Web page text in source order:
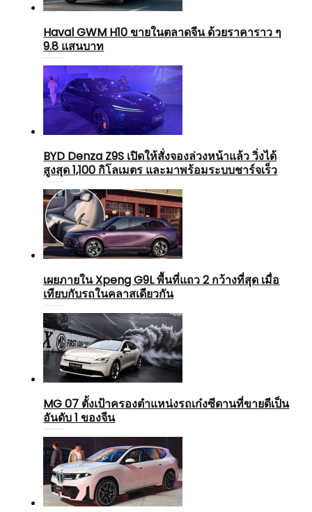
Haval GWM H10 ขายในตลาดจีน ด้วยราคาราว ๆ
9.8 แสนบาท
BYD Denza Z9S เปิดให้สั่งจองล่วงหน้าแล้ว วิ่งได้
สูงสุด 1,100 กิโลเมตร และมาพร้อมระบบชาร์จเร็ว
เผยภายใน Xpeng G9L พื้นที่แถว 2 กว้างที่สุด เมื่อ
เทียบกับรถในคลาสเดียวกัน
MG 07 ตั้งเป้าครองตำแหน่งรถเก๋งซีดานที่ขายดีเป็น
อันดับ 1 ของจีน